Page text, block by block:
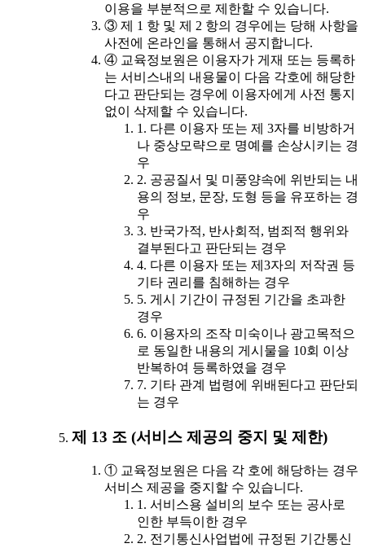
이용을 부분적으로 제한할 수 있습니다.
③ 제 1 항 및 제 2 항의 경우에는 당해 사항을
사전에 온라인을 통해서 공지합니다.
④ 교육정보원은 이용자가 게재 또는 등록하
는 서비스내의 내용물이 다음 각호에 해당한
다고 판단되는 경우에 이용자에게 사전 통지
없이 삭제할 수 있습니다.
1. 다른 이용자 또는 제 3자를 비방하거
나 중상모략으로 명예를 손상시키는 경
우
2. 공공질서 및 미풍양속에 위반되는 내
용의 정보, 문장, 도형 등을 유포하는 경
우
3. 반국가적, 반사회적, 범죄적 행위와
결부된다고 판단되는 경우
4. 다른 이용자 또는 제3자의 저작권 등
기타 권리를 침해하는 경우
5. 게시 기간이 규정된 기간을 초과한
경우
6. 이용자의 조작 미숙이나 광고목적으
로 동일한 내용의 게시물을 10회 이상
반복하여 등록하였을 경우
7. 기타 관계 법령에 위배된다고 판단되
는 경우
제 13 조 (서비스 제공의 중지 및 제한)
① 교육정보원은 다음 각 호에 해당하는 경우
서비스 제공을 중지할 수 있습니다.
1. 서비스용 설비의 보수 또는 공사로
인한 부득이한 경우
2. 전기통신사업법에 규정된 기간통신